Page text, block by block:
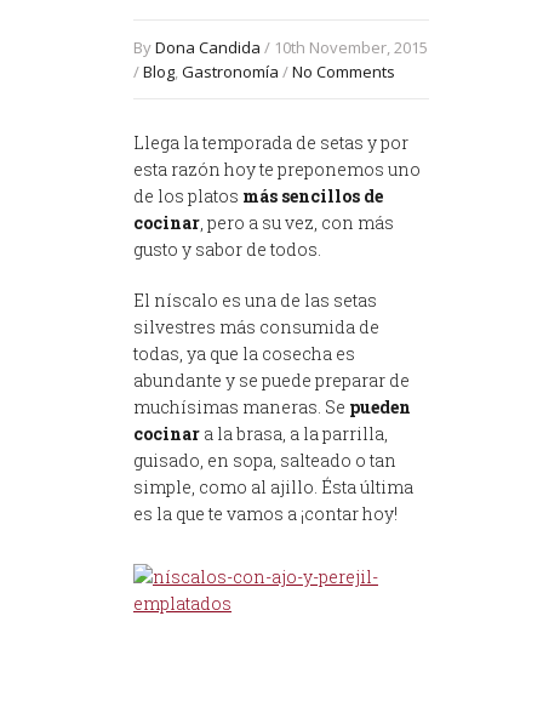
ByDona Candida / 10th November, 2015
/Blog,Gastronomía /No Comments
Llega la temporada de setas y por
esta razón hoy te preponemos uno
de los platos más sencillos de
cocinar, pero a su vez, con más
gusto y sabor de todos.
El níscalo es una de las setas
silvestres más consumida de
todas, ya que la cosecha es
abundante y se puede preparar de
muchísimas maneras. Se pueden
cocinar a la brasa, a la parrilla,
guisado, en sopa, salteado o tan
simple, como al ajillo. Ésta última
es la que te vamos a ¡contar hoy!